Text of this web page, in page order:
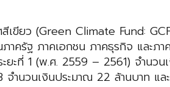
ขียว (Green Climate Fund:
รัฐ ภาคเอกชน ภาคธุรกิจ และภา
ยะที่ 1 (พ.ศ. 2559 – 2561) จำนว
ำนวนเงินประมาณ 22 ล้านบาท แล